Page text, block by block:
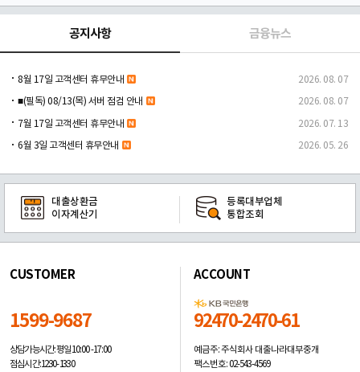
공지사항 금융뉴스
8월 17일 고객센터 휴무안내 2026. 08. 07
■(필독) 08/13(목) 서버 점검 안내 2026. 08. 07
7월 17일 고객센터 휴무안내 2026. 07. 13
6월 3일 고객센터 휴무안내 2026. 05. 26
대출상환금
이자계산기
등록대부업체
통합조회
CUSTOMER
1599-9687
상담가능시간: 평일10:00 -17:00
점심시간: 12:30 - 13:30
ACCOUNT
92470-2470-61
예금주: 주식회사 대출나라대부중개
팩스번호: 02-543-4569